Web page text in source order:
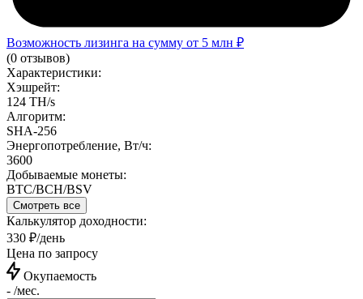
Возможность лизинга на сумму от 5 млн ₽
(0 отзывов)
Характеристики:
Хэшрейт:
124 TH/s
Алгоритм:
SHA-256
Энергопотребление, Вт/ч:
3600
Добываемые монеты:
BTC/BCH/BSV
Смотреть все
Калькулятор доходности:
330 ₽/день
Цена по запросу
Окупаемость
- /мес.